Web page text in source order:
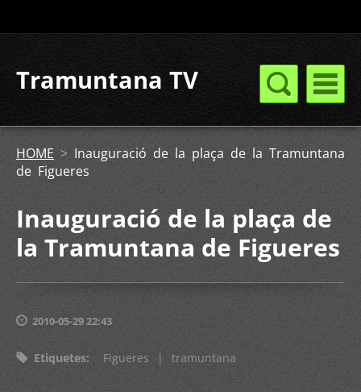
Tramuntana TV
HOME > Inauguració de la plaça de la Tramuntana
de Figueres
Inauguració de la plaça de
la Tramuntana de Figueres
2010-05-29 22:43
Etiquetes: Figueres | tramuntana